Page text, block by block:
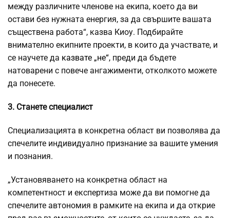
между различните членове на екипа, което да ви
остави без нужната енергия, за да свършите вашата
съществена работа“, казва Киоу. Подбирайте
внимателно екипните проекти, в които да участвате, и
се научете да казвате „не“, преди да бъдете
натоварени с повече ангажименти, отколкото можете
да понесете.
3. Станете специалист
Специализацията в конкретна област ви позволява да
спечелите индивидуално признание за вашите умения
и познания.
„Установяването на конкретна област на
компетентност и експертиза може да ви помогне да
спечелите автономия в рамките на екипа и да открие